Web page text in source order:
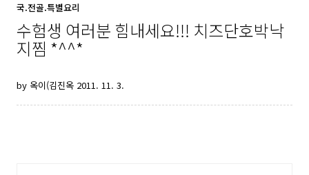
국.전골.특별요리
수험생 여러분 힘내세요!!! 치즈단호박낙
지찜 *^^*
by 옥이(김진옥 2011. 11. 3.